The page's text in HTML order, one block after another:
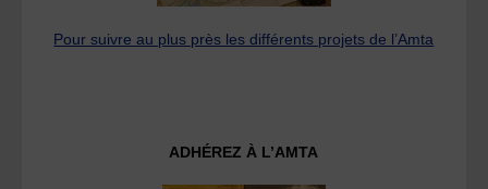
Pour suivre au plus près les différents projets de l’Amta
ADHÉREZ À L’AMTA